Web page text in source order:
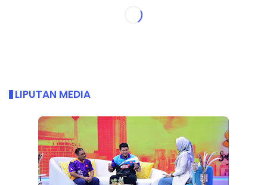
LIPUTAN MEDIA